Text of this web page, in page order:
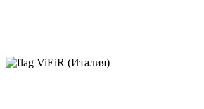
ViEiR (Италия)